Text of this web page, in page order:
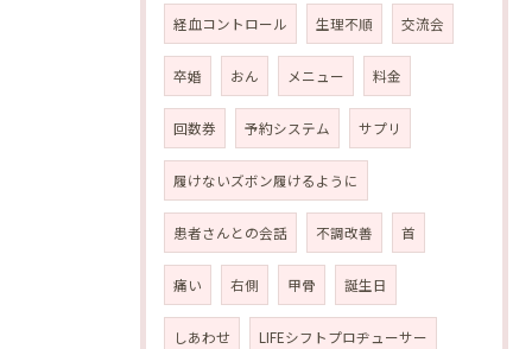
経血コントロール 生理不順 交流会
卒婚 おん メニュー 料金
回数券 予約システム サプリ
履けないズボン履けるように
患者さんとの会話 不調改善 首
痛い 右側 甲骨 誕生日
しあわせ LIFEシフトプロヂューサー